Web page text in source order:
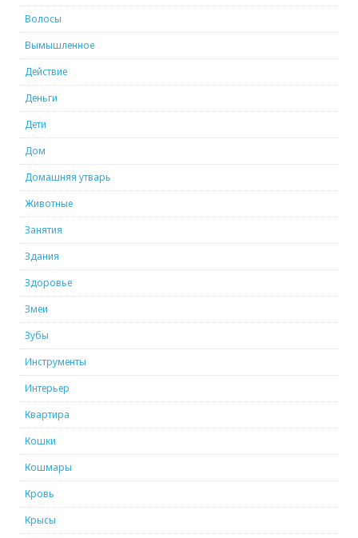
Волосы
Вымышленное
Действие
Деньги
Дети
Дом
Домашняя утварь
Животные
Занятия
Здания
Здоровье
Змеи
Зубы
Инструменты
Интерьер
Квартира
Кошки
Кошмары
Кровь
Крысы